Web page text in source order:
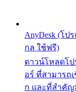
AnyDesk (โป
กล ใช้ฟรี)
ดาวน์โหลดโป
อร์ ที่สามารถ
ก และที่สำคัญ